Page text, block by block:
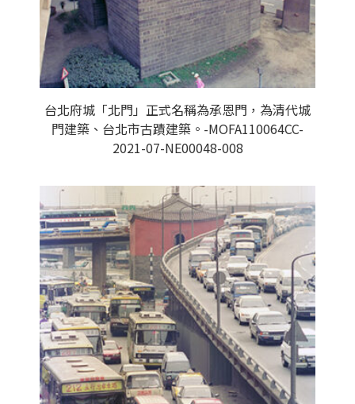
台北府城「北門」正式名稱為承恩門，為清代城
門建築、台北市古蹟建築。-MOFA110064CC-
2021-07-NE00048-008